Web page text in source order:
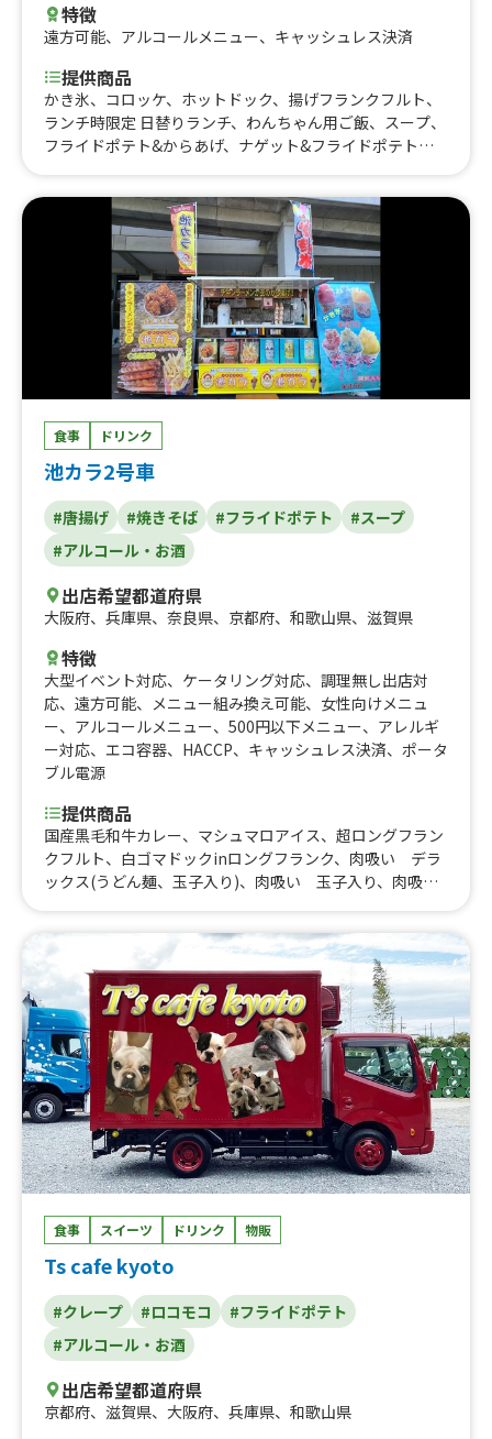
特徴
遠方可能、 アルコールメニュー、 キャッシュレス決済
提供商品
かき氷、コロッケ、ホットドック、揚げフランクフルト、
ランチ時限定 日替りランチ、わんちゃん用ご飯、スープ、
フライドポテト&からあげ、ナゲット&フライドポテト、
ト、からあげ
食事 ドリンク
池カラ2号車
#唐揚げ #焼きそば #フライドポテト
#スープ
#アルコール・お酒
出店希望都道府県
大阪府、 兵庫県、 奈良県、 京都府、 和歌山県、 滋賀県
特徴
大型イベント対応、 ケータリング対応、 調理無し出店対
応、 遠方可能、 メニュー組み換え可能、 女性向けメニュ
ー、 アルコールメニュー、 500円以下メニュー、 アレルギ
ー対応、 エコ容器、 HACCP、 キャッシュレス決済、 ポータ
ブル電源
提供商品
国産黒毛和牛カレー、マシュマロアイス、超ロングフラン
クフルト、白ゴマドックinロングフランク、肉吸い デラ
ックス(うどん麺、玉子入り)、肉吸い 玉子入り、肉吸
国産黒毛和牛ホルモン丼、牛ハラミ串、牛カルビ串、牛タ
ン串、十勝バーガー、玉子せんべい、生揚げフランク、堺
餃子、餃子バーグ、手羽先餃子、ホルモン焼きそば、ホル
モン焼き、果汁100％ パイナップルジュース 果肉入
り、フローズンフロート、フローズン、ひるぜん焼きそ
ば、ザンギVSジュウシーももから 食べ比べ ポテト付
き、ザンギバーガー(単品)、冷凍みかん、、エメラルドパ
インフローズン、綾鷹&コーラ、コーラ、ファンタオレン
ジ、700ml ビックサイズ、池カラ&ジューシーももから、
食べ比べパック、池カラ 大、池カラ 中、九州熊本産
ジューシーももから 大、九州熊本産 ジューシーももか
ら 中、北海道札幌産王様のたれザンギ 大、北海道札幌
テト付き、冷凍ウォーター、ジャンボ唐コロ弁当、揚げた
こチーズボール、コーンスープ、クラムチャウダー、フラ
イドポテト、揚げフランク、揚げたこ焼き、ドーナッツポ
ップ、コットンキャンディー、カレーうどん、カレーライ
ス、焼きそば、からあげ、池カラヌードル、チキンラーメ
ン、ドライゼロ、チューハイ、ハイボール、、ビール、か
き氷練乳、かき氷
食事 スイーツ ドリンク 物販
Ts cafe kyoto
#クレープ #ロコモコ
#フライドポテト
#アルコール・お酒
出店希望都道府県
京都府、 滋賀県、 大阪府、 兵庫県、 和歌山県